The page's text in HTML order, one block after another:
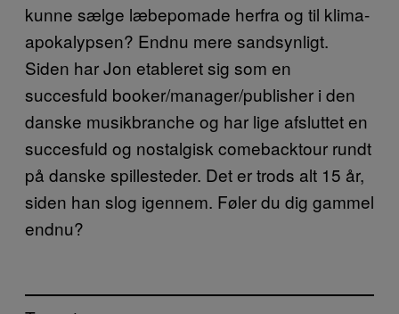
kunne sælge læbepomade herfra og til klima-
apokalypsen? Endnu mere sandsynligt.
Siden har Jon etableret sig som en
succesfuld booker/manager/publisher i den
danske musikbranche og har lige afsluttet en
succesfuld og nostalgisk comebacktour rundt
på danske spillesteder. Det er trods alt 15 år,
siden han slog igennem. Føler du dig gammel
endnu?